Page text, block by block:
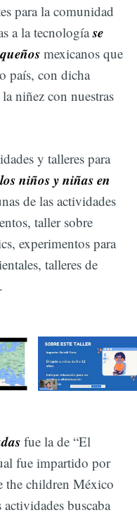
para la comunidad
a la tecnologíase
mexicanos que
país, con dicha
niñez con nuestras
y talleres para
niños y niñas en
de las actividades
taller sobre
experimentos para
talleres de
fue la de “El
fue impartido por
the children México
buscaba